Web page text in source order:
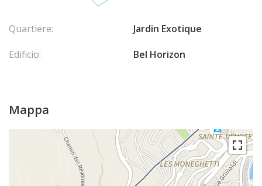
Quartiere:
Jardin Exotique
Edificio:
Bel Horizon
Mappa